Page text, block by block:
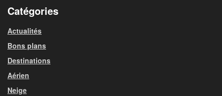
Catégories
Actualités
Bons plans
Destinations
Aérien
Neige